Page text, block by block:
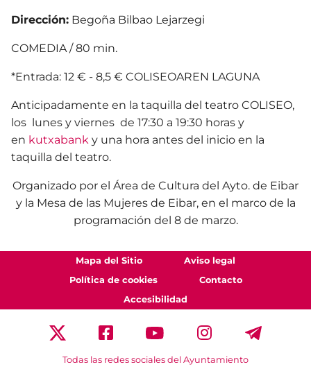
Dirección: Begoña Bilbao Lejarzegi
COMEDIA / 80 min.
*Entrada: 12 € - 8,5 € COLISEOAREN LAGUNA
Anticipadamente en la taquilla del teatro COLISEO,
los lunes y viernes de 17:30 a 19:30 horas y
en kutxabank y una hora antes del inicio en la
taquilla del teatro.
Organizado por el Área de Cultura del Ayto. de Eibar
y la Mesa de las Mujeres de Eibar, en el marco de la
programación del 8 de marzo.
Mapa del Sitio
Aviso legal
Política de cookies
Contacto
Accesibilidad
Todas las redes sociales del Ayuntamiento